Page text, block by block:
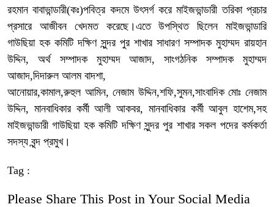
রহমান বাবাভান্ডারী(কঃ)পবিত্র কদমে উৎসর্গ করে মাইজভান্ডারী তরিকা প্রচার
প্রসারে আজীবন খেদমত করেছে।এতে উপস্থিত ছিলেন মাইজভান্ডারি
গাউছিয়া হক কমিটি দক্ষিণ সুন্দর পুর শাখার সাধারণ সম্পাদক মুহাম্মদ রায়হান
উদ্দিন, অর্থ সম্পাদক মুহাম্মদ আজাদ, সাংগঠনিক সম্পাদক মুহাম্মদ
আজাদ,দিদারুল আলম বাদশা,
আনোয়ার,কামাল,রুহুল আমিন, নেজাম উদ্দিন,শফি,সুমন,সাংবাদিক মোঃ নেজাম
উদ্দিন, মানবাধিকার কর্মী আলী আকবর, মানবাধিকার কর্মী আবুল হাশেম,সহ
মাইজভান্ডারী গাউছিয়া হক কমিটি দক্ষিণ সুন্দর পুর শাখার সকল পদের কর্মকর্তা
সদস্য বৃন্দ প্রমুখ।
Tag :
Please Share This Post in Your Social Media